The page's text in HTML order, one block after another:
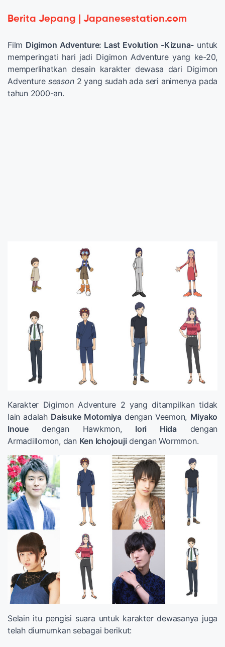
Berita Jepang | Japanesestation.com
Film Digimon Adventure: Last Evolution -Kizuna- untuk
memperingati hari jadi Digimon Adventure yang ke-20,
memperlihatkan desain karakter dewasa dari Digimon
Adventure season2 yang sudah ada seri animenya pada
tahun 2000-an.
Karakter Digimon Adventure 2 yang ditampilkan tidak
lain adalah Daisuke Motomiyadengan Veemon, Miyako
Inouedengan Hawkmon, Iori Hidadengan
Armadillomon, dan Ken Ichojouji dengan Wormmon.
Selain itu pengisi suara untuk karakter dewasanya juga
telah diumumkan sebagai berikut: